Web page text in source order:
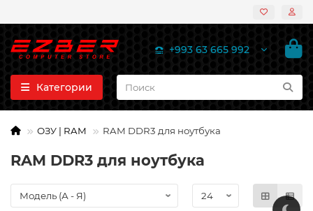
+993 63 665 992
Категории
ОЗУ | RAM RAM DDR3 для ноутбука
RAM DDR3 для ноутбука